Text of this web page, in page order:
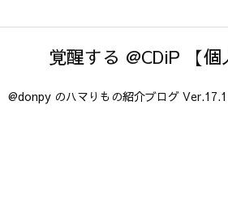
覚醒する @CDiP 【個
@donpy のハマりもの紹介ブログ Ver.17.1